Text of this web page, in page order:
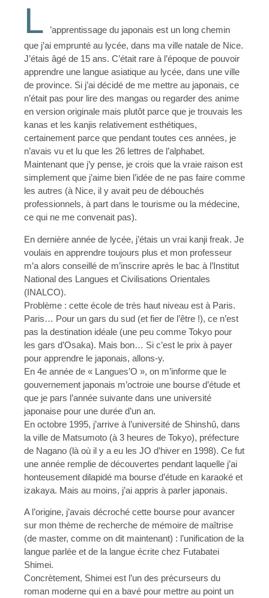
L
’apprentissage du japonais est un long chemin
que j’ai emprunté au lycée, dans ma ville natale de Nice.
J’étais âgé de 15 ans. C’était rare à l’époque de pouvoir
apprendre une langue asiatique au lycée, dans une ville
de province. Si j’ai décidé de me mettre au japonais, ce
n’était pas pour lire des mangas ou regarder des anime
en version originale mais plutôt parce que je trouvais les
kanas et les kanjis relativement esthétiques,
certainement parce que pendant toutes ces années, je
n’avais vu et lu que les 26 lettres de l’alphabet.
Maintenant que j’y pense, je crois que la vraie raison est
simplement que j’aime bien l’idée de ne pas faire comme
les autres (à Nice, il y avait peu de débouchés
professionnels, à part dans le tourisme ou la médecine,
ce qui ne me convenait pas).
En dernière année de lycée, j’étais un vrai kanji freak. Je
voulais en apprendre toujours plus et mon professeur
m’a alors conseillé de m’inscrire après le bac à l’Institut
National des Langues et Civilisations Orientales
(INALCO).
Problème : cette école de très haut niveau est à Paris.
Paris… Pour un gars du sud (et fier de l’être !), ce n’est
pas la destination idéale (une peu comme Tokyo pour
les gars d’Osaka). Mais bon… Si c’est le prix à payer
pour apprendre le japonais, allons-y.
En 4e année de « Langues’O », on m’informe que le
gouvernement japonais m’octroie une bourse d’étude et
que je pars l’année suivante dans une université
japonaise pour une durée d’un an.
En octobre 1995, j’arrive à l’université de Shinshû, dans
la ville de Matsumoto (à 3 heures de Tokyo), préfecture
de Nagano (là où il y a eu les JO d’hiver en 1998). Ce fut
une année remplie de découvertes pendant laquelle j’ai
honteusement dilapidé ma bourse d’étude en karaoké et
izakaya. Mais au moins, j’ai appris à parler japonais.
A l’origine, j’avais décroché cette bourse pour avancer
sur mon thème de recherche de mémoire de maîtrise
(de master, comme on dit maintenant) : l’unification de la
langue parlée et de la langue écrite chez Futabatei
Shimei.
Concrètement, Shimei est l’un des précurseurs du
roman moderne qui en a bavé pour mettre au point un